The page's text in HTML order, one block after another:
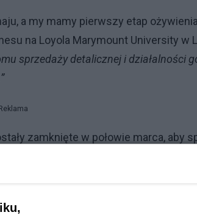
a my mamy pierwszy etap
na Loyola Marymount University w
sprzedaży detalicznej i działalności
Reklama
zamknięte w połowie marca, aby
wracają do salonów
pandemii, rekordowe oszczędności